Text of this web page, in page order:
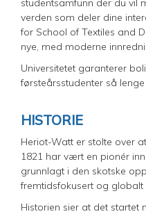
studentsamfunn der du vil
verden som deler dine
for School of Textiles and
nye, med moderne
Universitetet garanterer
førsteårsstudenter så
HISTORIE
Heriot-Watt er stolte over
1821 har vært en pionér
grunnlagt i den skotske
fremtidsfokusert og globalt
Historien sier at det startet